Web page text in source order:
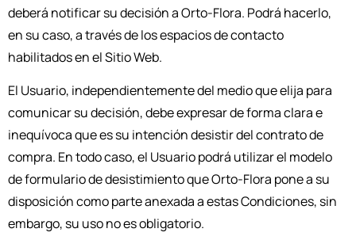
deberá notificar su decisión a Orto-Flora. Podrá hacerlo,
en su caso, a través de los espacios de contacto
habilitados en el Sitio Web.
El Usuario, independientemente del medio que elija para
comunicar su decisión, debe expresar de forma clara e
inequívoca que es su intención desistir del contrato de
compra. En todo caso, el Usuario podrá utilizar el modelo
de formulario de desistimiento que Orto-Flora pone a su
disposición como parte anexada a estas Condiciones, sin
embargo, su uso no es obligatorio.